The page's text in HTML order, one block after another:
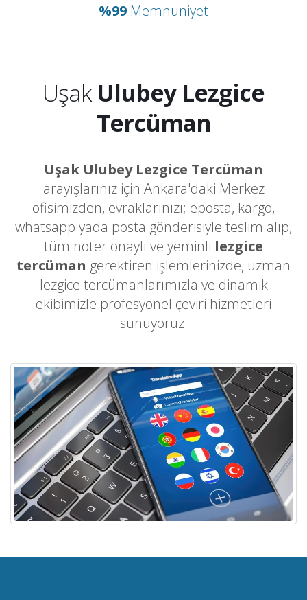
%99 Memnuniyet
UşakUlubey Lezgice
Tercüman
Uşak Ulubey Lezgice Tercüman
arayışlarınız için Ankara'daki Merkez
ofisimizden, evraklarınızı; eposta, kargo,
whatsapp yada posta gönderisiyle teslim alıp,
tüm noter onaylı ve yeminli lezgice
tercüman gerektiren işlemlerinizde, uzman
lezgice tercümanlarımızla ve dinamik
ekibimizle profesyonel çeviri hizmetleri
sunuyoruz.